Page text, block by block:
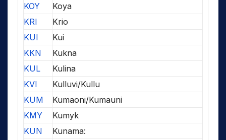
KOY
Koya
KRI
Krio
KUI
Kui
KKN
Kukna
KUL
Kulina
KVI
Kulluvi/Kullu
KUM
Kumaoni/Kumauni
KMY
Kumyk
KUN
Kunama: